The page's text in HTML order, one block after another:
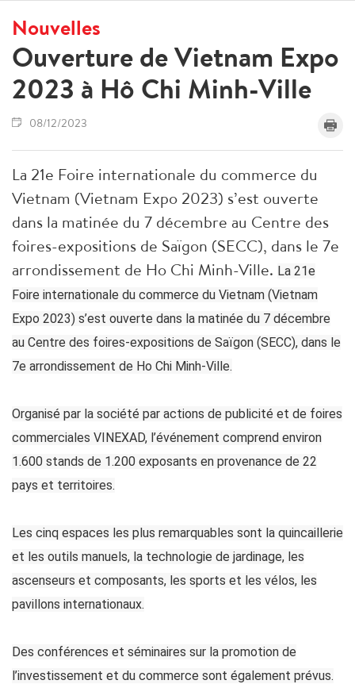
Nouvelles
Ouverture de Vietnam Expo
2023 à Hô Chi Minh-Ville
08/12/2023
La 21e Foire internationale du commerce du
Vietnam (Vietnam Expo 2023) s’est ouverte
dans la matinée du 7 décembre au Centre des
foires-expositions de Saïgon (SECC), dans le 7e
arrondissement de Ho Chi Minh-Ville. La 21e
Foire internationale du commerce du Vietnam (Vietnam
Expo 2023) s’est ouverte dans la matinée du 7 décembre
au Centre des foires-expositions de Saïgon (SECC), dans le
7e arrondissement de Ho Chi Minh-Ville.
Organisé par la société par actions de publicité et de foires
commerciales VINEXAD, l’événement comprend environ
1.600 stands de 1.200 exposants en provenance de 22
pays et territoires.
Les cinq espaces les plus remarquables sont la quincaillerie
et les outils manuels, la technologie de jardinage, les
ascenseurs et composants, les sports et les vélos, les
pavillons internationaux.
Des conférences et séminaires sur la promotion de
l’investissement et du commerce sont également prévus.